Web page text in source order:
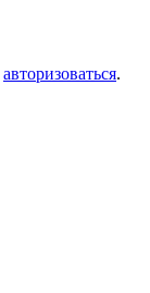
авторизоваться.